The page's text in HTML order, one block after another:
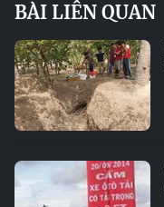
BÀI LIÊN QUAN